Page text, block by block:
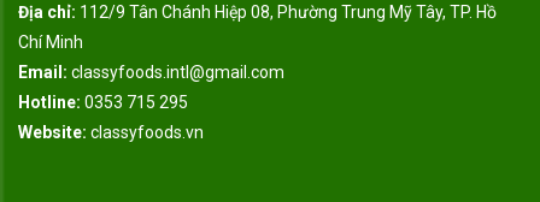
Địa chỉ: 112/9 Tân Chánh Hiệp 08, Phường Trung Mỹ Tây, TP. Hồ
Chí Minh
Email: classyfoods.intl@gmail.com
Hotline: 0353 715 295
Website: classyfoods.vn